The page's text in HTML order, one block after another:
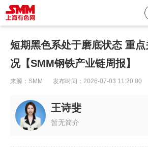
短期黑色系处于磨底状态 重
况【SMM钢铁产业链周报】
来源： SMM 发布时间： 2026-07-03 11:20:00
王诗斐
暂无简介